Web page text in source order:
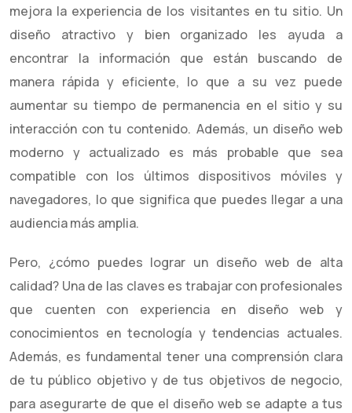
mejora la experiencia de los visitantes en tu sitio. Un
diseño atractivo y bien organizado les ayuda a
encontrar la información que están buscando de
manera rápida y eficiente, lo que a su vez puede
aumentar su tiempo de permanencia en el sitio y su
interacción con tu contenido. Además, un diseño web
moderno y actualizado es más probable que sea
compatible con los últimos dispositivos móviles y
navegadores, lo que significa que puedes llegar a una
audiencia más amplia.
Pero, ¿cómo puedes lograr un diseño web de alta
calidad? Una de las claves es trabajar con profesionales
que cuenten con experiencia en diseño web y
conocimientos en tecnología y tendencias actuales.
Además, es fundamental tener una comprensión clara
de tu público objetivo y de tus objetivos de negocio,
para asegurarte de que el diseño web se adapte a tus